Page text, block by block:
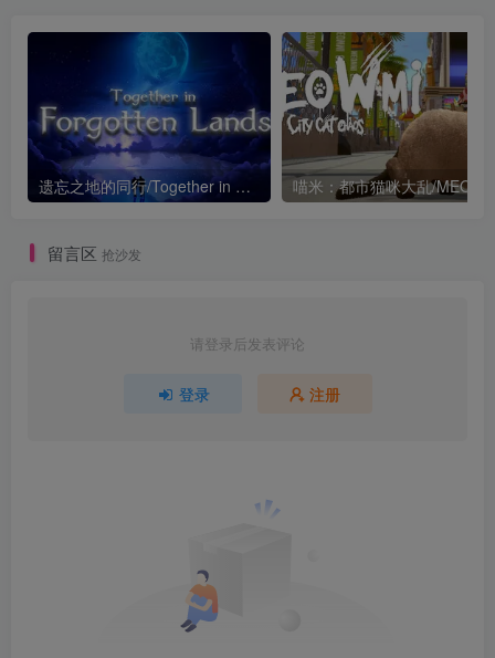
遗忘之地的同行/Together in Forgotten Lands
留言区 抢沙发
请登录后发表评论
登录 注册